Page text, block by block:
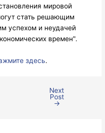
мировой
стать решающим
успехом и неудачей
времен".
здесь.
Next
Post
→